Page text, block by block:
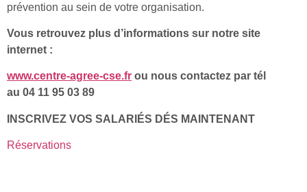
prévention au sein de votre organisation.
Vous retrouvez plus d’informations sur notre site
internet :
www.centre-agree-cse.fr ou nous contactez par tél
au 04 11 95 03 89
INSCRIVEZ VOS SALARIÉS DÉS MAINTENANT
Réservations